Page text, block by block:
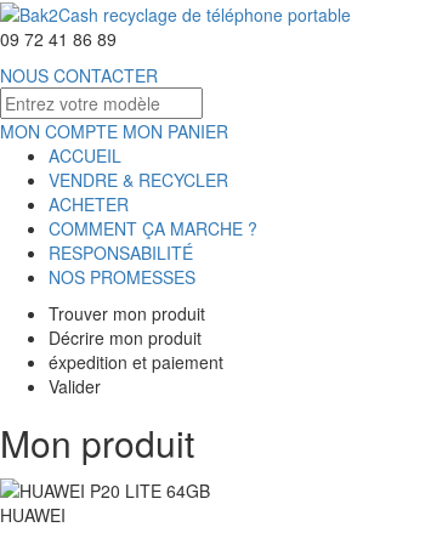
09 72 41 86 89
NOUS CONTACTER
MON COMPTE MON PANIER
ACCUEIL
VENDRE & RECYCLER
ACHETER
COMMENT ÇA MARCHE ?
RESPONSABILITÉ
NOS PROMESSES
Trouver mon produit
Décrire mon produit
éxpedition et paiement
Valider
Mon produit
HUAWEI